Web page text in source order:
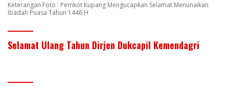
Keterangan Foto : Pemkot Kupang Mengucapkan Selamat Menunaikan
Ibadah Puasa Tahun 1446 H
Selamat Ulang Tahun Dirjen Dukcapil Kemendagri